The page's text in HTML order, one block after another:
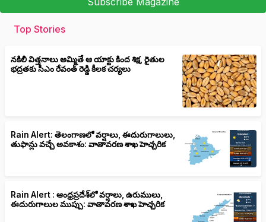
Top Stories
నకిలీ విత్తనాలు అమ్మితే ఆ యాక్టు కింద శిక్ష, రైతుల
భద్రతకు సీఎం రేవంత్ రెడ్డి కీలక చర్యలు
Rain Alert: తెలంగాణలో వర్షాలు, ఈదురుగాలులు,
తుఫాన్లు వచ్చే అవకాశం: వాతావరణ శాఖ హెచ్చరిక
Rain Alert : ఆంధ్రప్రదేశ్‌లో వర్షాలు, ఉరుములు,
ఈదురుగాలుల ముప్పు: వాతావరణ శాఖ హెచ్చరిక